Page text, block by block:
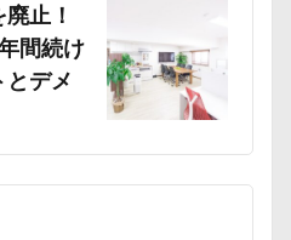
止！
間続け
デメ